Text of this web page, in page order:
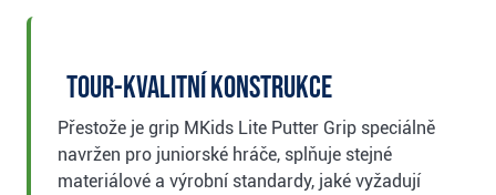
Tour-kvalitní konstrukce
Přestože je grip MKids Lite Putter Grip speciálně
navržen pro juniorské hráče, splňuje stejné
materiálové a výrobní standardy, jaké vyžadují